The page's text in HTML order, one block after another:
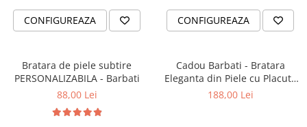
CONFIGUREAZA CONFIGUREAZA
Bratara de piele subtire
PERSONALIZABILA - Barbati
88,00 Lei
Cadou Barbati - Bratara
Eleganta din Piele cu Placuta
din Argint Personalizabila
188,00 Lei